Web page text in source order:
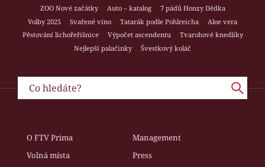
ZOO Nové začátky
Auto – katalog
7 pádů Honzy Dědka
Volby 2025
Svařené víno Tatarák podle Pohlreicha
Aloe vera
Pěstování lichořeřišnice
Výpočet ascendentu
Tvarohové knedlíky
Nejlepší palačinky
Švestkový koláč
O FTV Prima
Management
Volná místa
Press